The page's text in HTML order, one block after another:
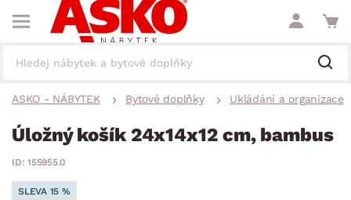
ASKO - NÁBYTEK Bytové doplňky Ukládání a organizace
Úložný košík 24x14x12 cm, bambus
ID: 155955.0
SLEVA 15 %